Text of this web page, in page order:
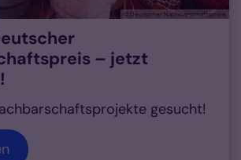
© Deutscher Nachbarschaftspreis
– jetzt
gesucht!